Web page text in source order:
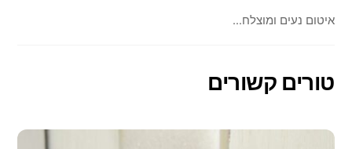
איטום נעים ומוצלח…
טורים קשורים